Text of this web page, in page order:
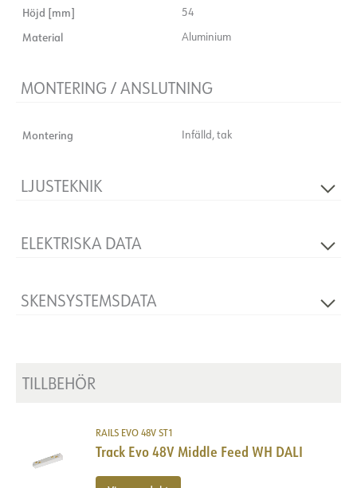
Höjd [mm] 54
Material Aluminium
MONTERING / ANSLUTNING
Montering Infälld, tak
LJUSTEKNIK
ELEKTRISKA DATA
Isoleringsklass
SKENSYSTEMSDATA
TILLBEHÖR
RAILS EVO 48V ST1
Track Evo 48V Middle Feed WH DALI